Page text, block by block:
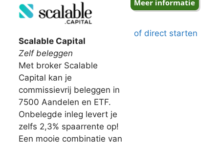
Scalable Capital
Zelf beleggen
Met broker Scalable
Capital kan je
commissievrij beleggen in
7500 Aandelen en ETF.
Onbelegde inleg levert je
zelfs 2,3% spaarrente op!
Een mooie combinatie van
of direct starten